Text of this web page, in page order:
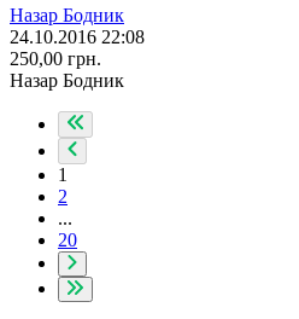
Назар Бодник
24.10.2016 22:08
250,00 грн.
Назар Бодник
1
2
...
20